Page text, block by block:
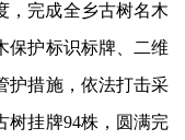
，完成全乡古树名木
保护标识标牌、二维
护措施，依法打击采
树挂牌94株，圆满完